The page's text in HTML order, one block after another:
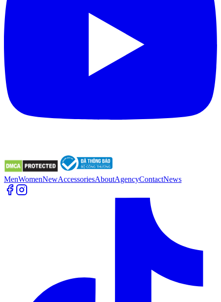
MenWomenNewAccessoriesAboutAgencyContactNews